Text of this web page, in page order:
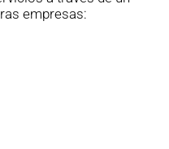
empresas: